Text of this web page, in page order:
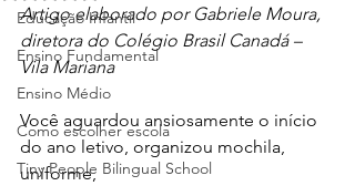
Educação Infantil
Ensino Fundamental
Ensino Médio
Como escolher escola
Tiny People Bilingual School
Artigo elaborado por Gabriele Moura,
diretora do Colégio Brasil Canadá –
Vila Mariana
Você aguardou ansiosamente o início
do ano letivo, organizou mochila,
uniforme,